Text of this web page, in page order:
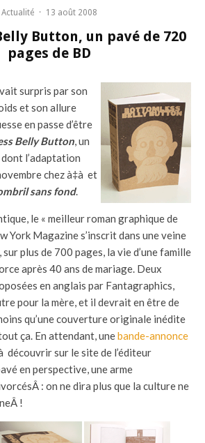
Actualité · 13 août 2008
Button, un pavé de 720
pages de BD
surpris par son
et son allure
en passe d’être
Belly Button, un
dont l’adaptation
chez à‡à et
sans fond.
le « meilleur roman graphique de
York Magazine s’inscrit dans une veine
plus de 700 pages, la vie d’une famille
après 40 ans de mariage. Deux
en anglais par Fantagraphics,
pour la mère, et il devrait en être de
qu’une couverture originale inédite
ça. En attendant, unebande-annonce
découvrir sur le site de l’éditeur
en perspective, une arme
: on ne dira plus que la culture ne
!